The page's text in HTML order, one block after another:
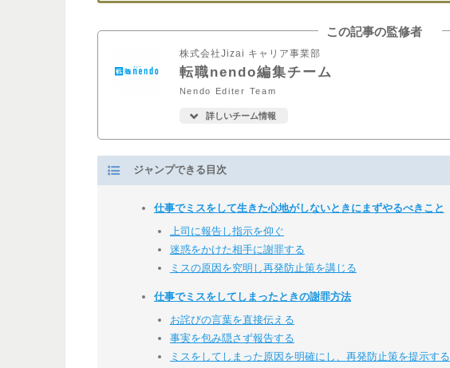
この記事の監修者
株式会社Jizai キャリア事業部
転職nendo編集チーム
Nendo Editer Team
詳しいチーム情報
ジャンプできる目次
仕事でミスをして生きた心地がしないときにまずやるべきこと
上司に報告し指示を仰ぐ
迷惑をかけた相手に謝罪する
ミスの原因を究明し再発防止策を講じる
仕事でミスをしてしまったときの謝罪方法
お詫びの言葉を直接伝える
事実を包み隠さず報告する
ミスをしてしまった原因を明確にし、再発防止策を提示する